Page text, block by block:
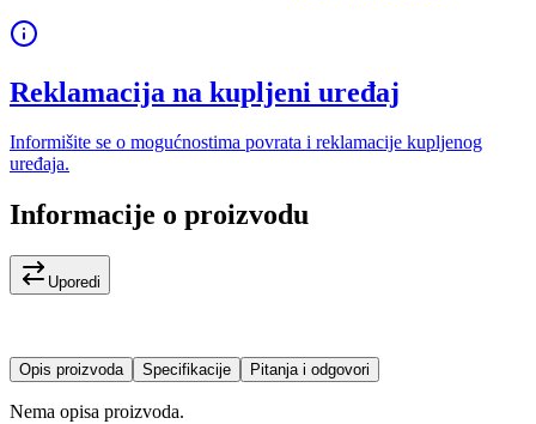
Reklamacija na kupljeni uređaj
Informišite se o mogućnostima povrata i reklamacije kupljenog
uređaja.
Informacije o proizvodu
Uporedi
Opis proizvoda Specifikacije Pitanja i odgovori
Nema opisa proizvoda.